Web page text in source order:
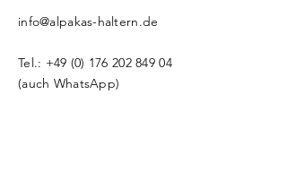
info@alpakas-haltern.de
Tel.: +49 (0) 176 202 849 04
(auch WhatsApp)